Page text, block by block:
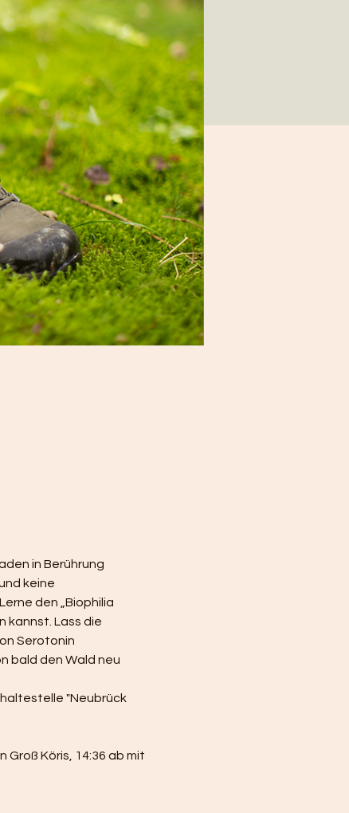
in Berührung
keine
den „Biophilia
kannst. Lass die
Serotonin
bald den Wald neu
"Neubrück
Groß Köris, 14:36 ab mit